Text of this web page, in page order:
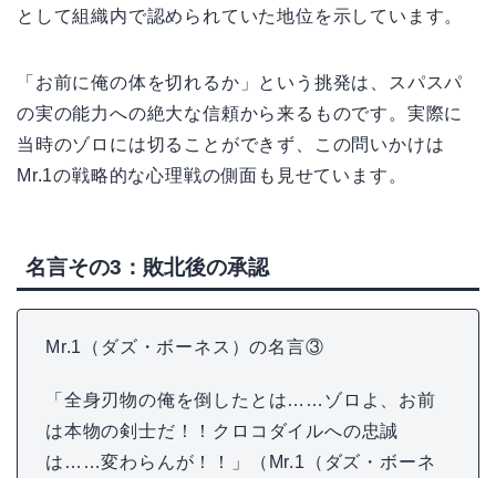
として組織内で認められていた地位を示しています。
「お前に俺の体を切れるか」という挑発は、スパスパ
の実の能力への絶大な信頼から来るものです。実際に
当時のゾロには切ることができず、この問いかけは
Mr.1の戦略的な心理戦の側面も見せています。
名言その3：敗北後の承認
Mr.1（ダズ・ボーネス）の名言③
「全身刃物の俺を倒したとは……ゾロよ、お前
は本物の剣士だ！！クロコダイルへの忠誠
は……変わらんが！！」（Mr.1（ダズ・ボーネ